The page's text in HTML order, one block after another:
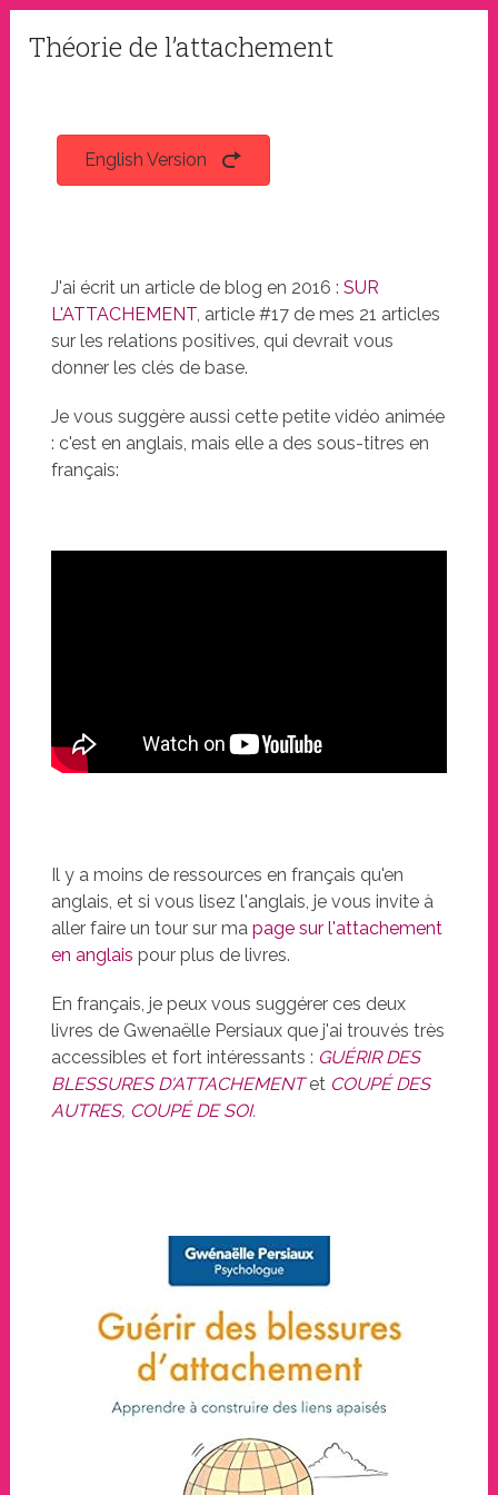
Théorie de l’attachement
English Version
J'ai écrit un article de blog en 2016 :SUR
L'ATTACHEMENT, article #17 de mes 21 articles
sur les relations positives, qui devrait vous
donner les clés de base.
Je vous suggère aussi cette petite vidéo animée
: c'est en anglais, mais elle a des sous-titres en
français:
Il y a moins de ressources en français qu'en
anglais, et si vous lisez l'anglais, je vous invite à
aller faire un tour sur mapage sur l'attachement
en anglais pour plus de livres.
En français, je peux vous suggérer ces deux
livres de Gwenaëlle Persiaux que j'ai trouvés très
accessibles et fort intéressants : GUÉRIR DES
BLESSURES D'ATTACHEMENTet COUPÉ DES
AUTRES, COUPÉ DE SOI.